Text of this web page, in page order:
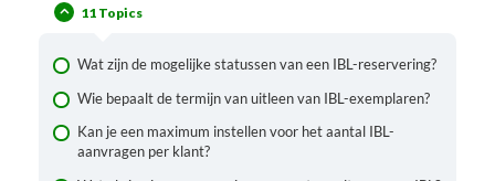
11 Topics
Wat zijn de mogelijke statussen van een IBL-reservering?
Wie bepaalt de termijn van uitleen van IBL-exemplaren?
Kan je een maximum instellen voor het aantal IBL-
aanvragen per klant?